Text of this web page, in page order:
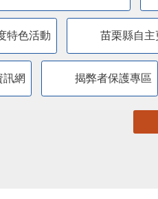
特色活動 苗栗縣自
訊網 揭弊者保護專區